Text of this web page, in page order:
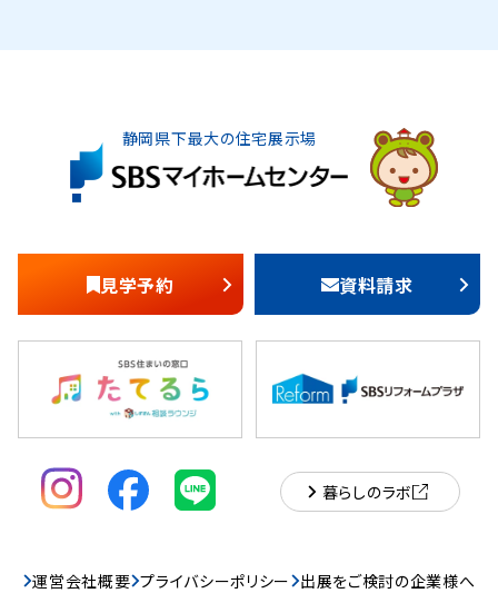
静岡県下最大の住宅展示場
見学予約 資料請求
暮らしのラボ
運営会社概要 プライバシーポリシー 出展をご検討の企業様へ